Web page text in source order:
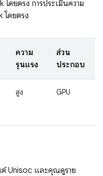
โดยตรง การประเมินความ
โดยตรง
ความ
รุนแรง
ส่วน
ประกอบ
สูง GPU
Unisoc และคุณดูราย